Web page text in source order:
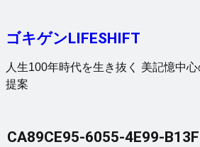
を
ス
キ
ゴキゲンLIFESHIFT
人生100年時代を生き抜く 美記憶中
提案
CA89CE95-6055-4E99-